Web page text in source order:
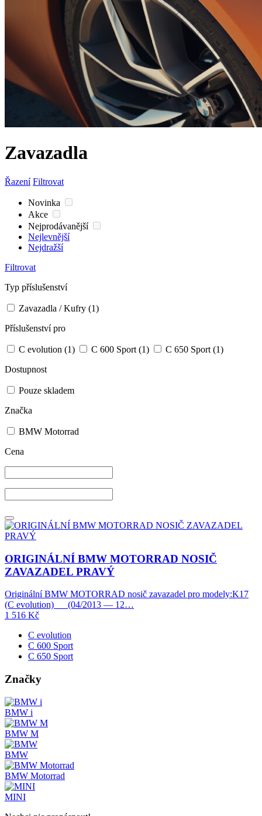
Zavazadla
Řazení Filtrovat
Novinka
Akce
Nejprodávanější
Nejlevnější
Nejdražší
Filtrovat
Typ příslušenství
Zavazadla / Kufry (1)
Příslušenství pro
C evolution (1) C 600 Sport (1) C 650 Sport (1)
Dostupnost
Pouze skladem
Značka
BMW Motorrad
Cena
ORIGINÁLNÍ BMW MOTORRAD NOSIČ
ZAVAZADEL PRAVÝ
Originální BMW MOTORRAD nosič zavazadel pro modely:K17
(C evolution) (04/2013 — 12…
1 516 Kč
C evolution
C 600 Sport
C 650 Sport
Značky
BMW i
BMW M
BMW
BMW Motorrad
MINI